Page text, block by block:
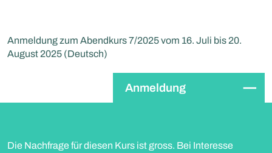
Anmeldung zum Abendkurs 7/2025 vom 16. Juli bis 20.
August 2025 (Deutsch)
Anmeldung
Die Nachfrage für diesen Kurs ist gross. Bei Interesse